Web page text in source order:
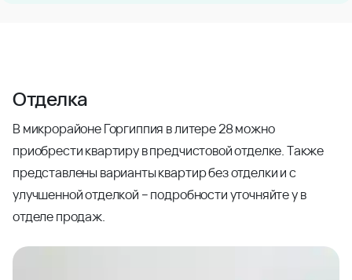
Отделка
В микрорайоне Горгиппия в литере 28 можно
приобрести квартиру в предчистовой отделке. Также
представлены варианты квартир без отделки и с
улучшенной отделкой – подробности уточняйте у в
отделе продаж.